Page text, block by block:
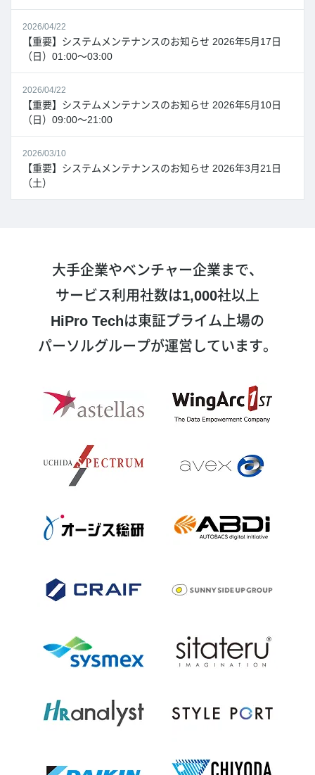
2026/04/22
【重要】システムメンテナンスのお知らせ 2026年5月17日
（日）01:00～03:00
2026/04/22
【重要】システムメンテナンスのお知らせ 2026年5月10日
（日）09:00～21:00
2026/03/10
【重要】システムメンテナンスのお知らせ 2026年3月21日
（土）
大手企業やベンチャー企業まで、
サービス利用社数は1,000社以上
HiPro Techは東証プライム上場の
パーソルグループが運営しています。